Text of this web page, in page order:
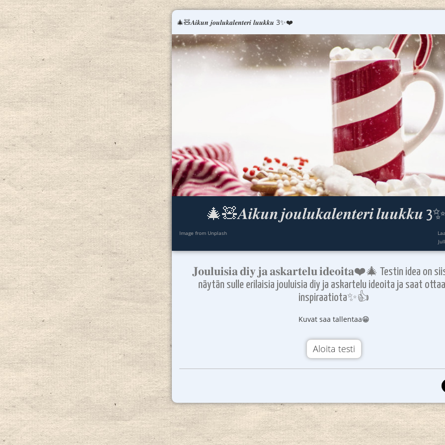
🎄🧸𝑨𝒊𝒌𝒖𝒏 𝒋𝒐𝒖𝒍𝒖𝒌𝒂𝒍𝒆𝒏𝒕𝒆𝒓𝒊 𝒍𝒖𝒖𝒌𝒌𝒖 3✨❤️
🎄🧸𝑨𝒊𝒌𝒖𝒏 𝒋𝒐𝒖𝒍𝒖𝒌𝒂𝒍𝒆𝒏𝒕𝒆𝒓𝒊 𝒍𝒖𝒖𝒌𝒌𝒖
Image from Unplash
𝐉𝐨𝐮𝐥𝐮𝐢𝐬𝐢𝐚 𝐝𝐢𝐲 𝐣𝐚 𝐚𝐬𝐤𝐚𝐫𝐭𝐞𝐥𝐮 𝐢𝐝𝐞𝐨𝐢𝐭𝐚❤️🎄 Testin idea on
näytän sulle erilaisia jouluisia diy ja askartelu ideoita ja saat
inspiraatiota✨👍
Kuvat saa tallentaa😁
Aloita testi